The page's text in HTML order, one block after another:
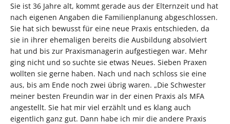
Sie ist 36 Jahre alt, kommt gerade aus der Elternzeit und hat
nach eigenen Angaben die Familienplanung abgeschlossen.
Sie hat sich bewusst für eine neue Praxis entschieden, da
sie in ihrer ehemaligen bereits die Ausbildung absolviert
hat und bis zur Praxismanagerin aufgestiegen war. Mehr
ging nicht und so suchte sie etwas Neues. Sieben Praxen
wollten sie gerne haben. Nach und nach schloss sie eine
aus, bis am Ende noch zwei übrig waren. „Die Schwester
meiner besten Freundin war in der einen Praxis als MFA
angestellt. Sie hat mir viel erzählt und es klang auch
eigentlich ganz gut. Dann habe ich mir die andere Praxis